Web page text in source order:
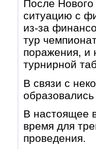
После
ситуацию с
из-за
тур
поражения, и
турнирной
В связи с
В настоящее
время для
проведения.